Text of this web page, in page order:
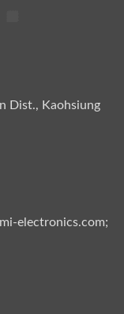
Dist., Kaohsiung
electronics.com;